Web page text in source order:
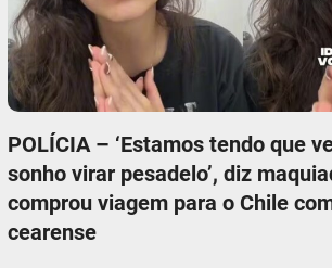
POLÍCIA – ‘Estamos tendo que
sonho virar pesadelo’, diz
comprou viagem para o Chile
cearense